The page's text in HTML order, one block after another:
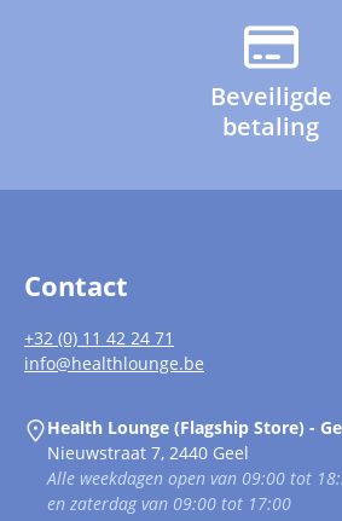
Beveiligde
betaling
Contact
+32 (0) 11 42 24 71
info@healthlounge.be
Health Lounge (Flagship Store) -
Nieuwstraat 7, 2440 Geel
Alle weekdagen open van 09:00 tot
en zaterdag van 09:00 tot 17:00